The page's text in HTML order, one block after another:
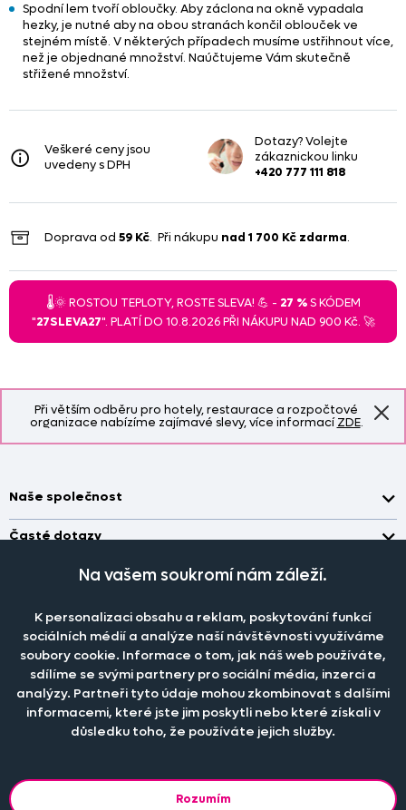
Při větším odběru pro hotely, restaurace a rozpočtové
organizace nabízíme zajímavé slevy, více informacíZDE.
Spodní lem tvoří obloučky. Aby záclona na okně vypadala
hezky, je nutné aby na obou stranách končil oblouček ve
stejném místě. V některých případech musíme ustřihnout více,
než je objednané množství. Naúčtujeme Vám skutečně
střižené množství.
Veškeré ceny jsou
uvedeny s DPH
Dotazy? Volejte
zákaznickou linku
+420 777 111 818
Doprava od 59 Kč. Při nákupu nad 1 700 Kč zdarma.
🌡️🌞 ROSTOU TEPLOTY, ROSTE SLEVA! 💪 - 27 %S KÓDEM
"27SLEVA27". PLATÍ DO 10.8.2026 PŘI NÁKUPU NAD 900 Kč. 🚀
Staňte se členem klubu Dante.cz
Objevte slevy pro členy, získejte akční nabídky, novinky, tipy a
Naše společnost
Doprava a platba
Obchodní podmínky
Katalog zdarma
Časté dotazy
Jak prát záclony a závěsy?
Jak prát povlečení a prostěradla?
Informace o materiálech
Šití záclon a závěsů
PRODEJNÍ ODDĚLENÍ - TELEFONICKY
po-pá 7:30 - 16:00
Tel.:777 111 818
e-mail:dotazy@dante.cz
reklamace:reklamace@dante.cz
Na vašem soukromí nám záleží.
K personalizaci obsahu a reklam, poskytování funkcí
sociálních médií a analýze naší návštěvnosti využíváme
soubory cookie. Informace o tom, jak náš web používáte,
sdílíme se svými partnery pro sociální média, inzerci a
analýzy. Partneři tyto údaje mohou zkombinovat s dalšími
informacemi, které jste jim poskytli nebo které získali v
důsledku toho, že používáte jejich služby.
Rozumím